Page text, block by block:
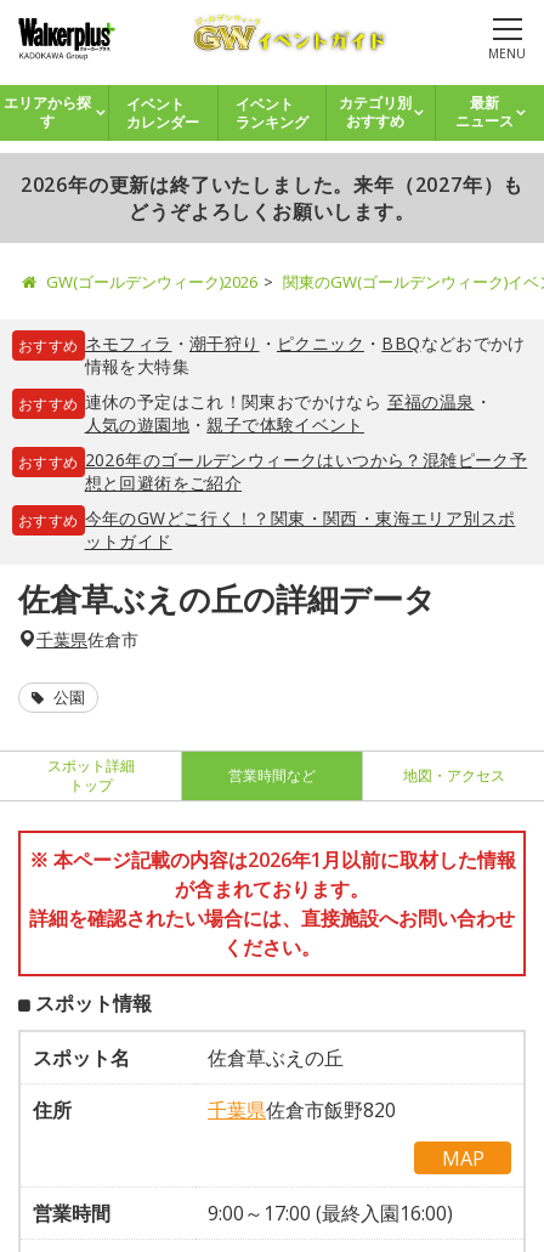
MENU
エリアから探
す
イベント
カレンダー
イベント
ランキング
カテゴリ別
おすすめ
最新
ニュース
2026年の更新は終了いたしました。来年（2027年）も
どうぞよろしくお願いします。
GW(ゴールデンウィーク)2026 関東のGW(ゴールデンウィーク)イ
おすすめ ネモフィラ ・ 潮干狩り ・ ピクニック ・ BBQなどおでかけ
情報を大特集
おすすめ 連休の予定はこれ！関東おでかけなら 至福の温泉 ・
人気の遊園地・親子で体験イベント
おすすめ 2026年のゴールデンウィークはいつから？混雑ピーク予
想と回避術をご紹介
おすすめ 今年のGWどこ行く！？関東・関西・東海エリア別スポ
ットガイド
佐倉草ぶえの丘の詳細データ
千葉県佐倉市
公園
スポット詳細
トップ
営業時間など 地図・アクセス
※ 本ページ記載の内容は2026年1月以前に取材した情報
が含まれております。
詳細を確認されたい場合には、直接施設へお問い合わせ
ください。
スポット情報
スポット名
佐倉草ぶえの丘
住所
千葉県佐倉市飯野820
MAP
営業時間
9:00～17:00 (最終入園16:00)